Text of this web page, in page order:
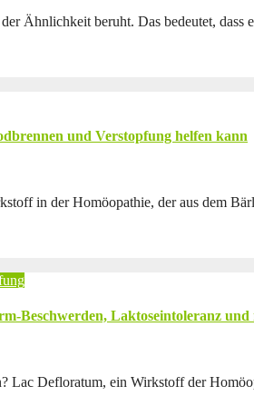
Ähnlichkeit beruht. Das bedeutet,
und Verstopfung helfen kann
in der Homöopathie, der aus dem
Beschwerden, Laktoseintoleranz und
Lac Defloratum, ein Wirkstoff der